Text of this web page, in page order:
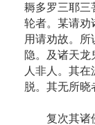
耨多罗三耶三
轮者。某请劝
用请劝故。
隐。及诸天龙
人非人。其
脱。其无所晓
复次其诸佛